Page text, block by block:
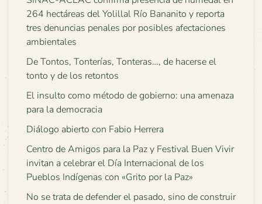
264 hectáreas del Yolillal Río Bananito y reporta
tres denuncias penales por posibles afectaciones
ambientales
De Tontos, Tonterías, Tonteras…, de hacerse el
tonto y de los retontos
El insulto como método de gobierno: una amenaza
para la democracia
Diálogo abierto con Fabio Herrera
Centro de Amigos para la Paz y Festival Buen Vivir
invitan a celebrar el Día Internacional de los
Pueblos Indígenas con «Grito por la Paz»
No se trata de defender el pasado, sino de construir